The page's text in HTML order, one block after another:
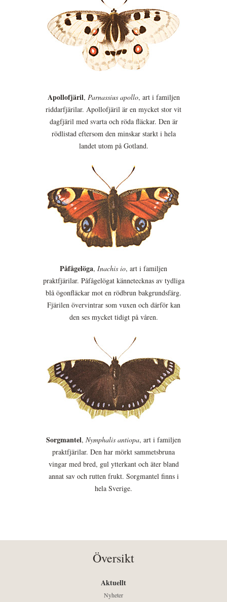
Apollofjäril, Parnassius apollo, art i familjen
riddarfjärilar. Apollofjäril är en mycket stor vit
dagfjäril med svarta och röda fläckar. Den är
rödlistad eftersom den minskar starkt i hela
landet utom på Gotland.
Påfågelöga, Inachis io, art i familjen
praktfjärilar. Påfågelögat kännetecknas av tydliga
blå ögonfläckar mot en rödbrun bakgrundsfärg.
Fjärilen övervintrar som vuxen och därför kan
den ses mycket tidigt på våren.
Sorgmantel, Nymphalis antiopa, art i familjen
praktfjärilar. Den har mörkt sammetsbruna
vingar med bred, gul ytterkant och äter bland
annat sav och rutten frukt. Sorgmantel finns i
hela Sverige.
Översikt
Aktuellt
Nyheter